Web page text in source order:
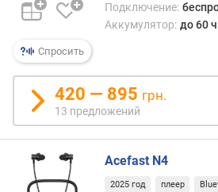
U
B
е
и
B
Спросить
Подключение:
Аккумулятор: до 60 ч
420 — 895 грн.
13 предложений
Acefast N4
2025 год плеер